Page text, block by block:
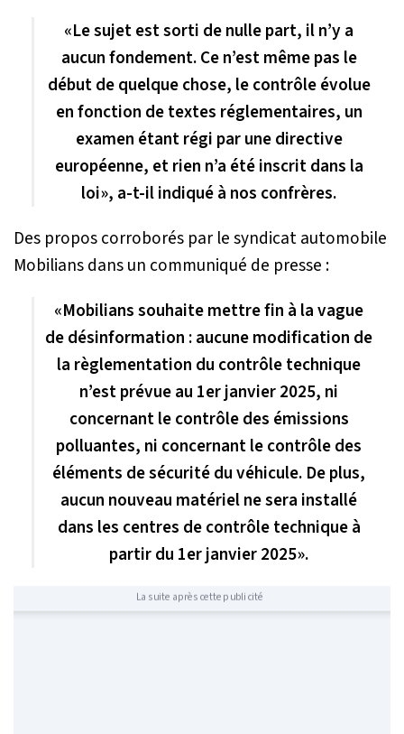
«Le sujet est sorti de nulle part, il n’y a
aucun fondement. Ce n’est même pas le
début de quelque chose, le contrôle évolue
en fonction de textes réglementaires, un
examen étant régi par une directive
européenne, et rien n’a été inscrit dans la
loi», a-t-il indiqué à nos confrères.
Des propos corroborés par le syndicat automobile
Mobiliansdans un communiqué de presse :
«Mobilians souhaite mettre fin à la vague
de désinformation : aucune modification de
la règlementation du contrôle technique
n’est prévue au 1er janvier 2025, ni
concernant le contrôle des émissions
polluantes, ni concernant le contrôle des
éléments de sécurité du véhicule. De plus,
aucun nouveau matériel ne sera installé
dans les centres de contrôle technique à
partir du 1er janvier 2025».
La suite après cette publicité